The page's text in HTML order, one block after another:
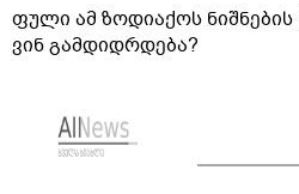
ფული ამ ზოდიაქოს
ვინ გამდიდრდება?